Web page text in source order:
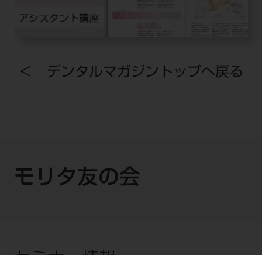
＜ デンタルマガジントップへ戻る
モリタ友の会